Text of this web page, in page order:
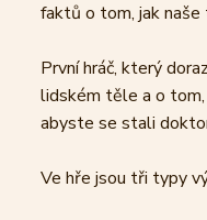
faktů o tom, jak naše
První hráč, který
lidském těle a o tom,
abyste se stali
Ve hře jsou tři typy